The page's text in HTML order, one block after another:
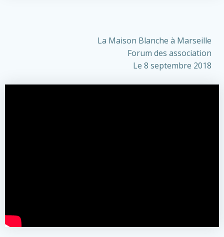
La Maison Blanche à Marseille
Forum des association
Le 8 septembre 2018